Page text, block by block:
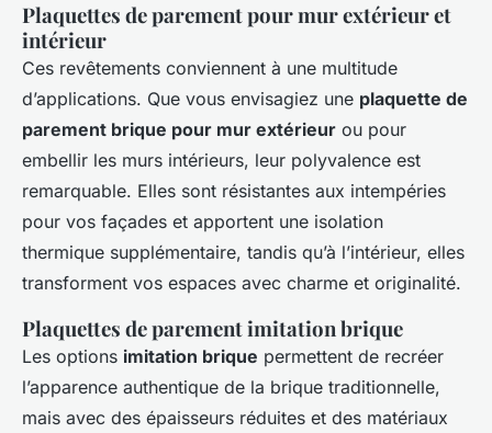
Plaquettes de parement pour mur extérieur et
intérieur
Ces revêtements conviennent à une multitude
d’applications. Que vous envisagiez une plaquette de
parement brique pour mur extérieur ou pour
embellir les murs intérieurs, leur polyvalence est
remarquable. Elles sont résistantes aux intempéries
pour vos façades et apportent une isolation
thermique supplémentaire, tandis qu’à l’intérieur, elles
transforment vos espaces avec charme et originalité.
Plaquettes de parement imitation brique
Les options imitation brique permettent de recréer
l’apparence authentique de la brique traditionnelle,
mais avec des épaisseurs réduites et des matériaux